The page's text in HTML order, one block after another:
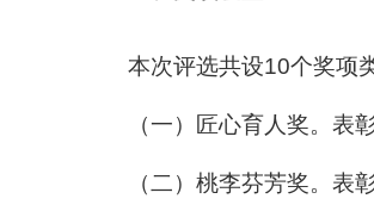
本次评选共设10个奖项
（一）匠心育人奖。表
（二）桃李芬芳奖。表